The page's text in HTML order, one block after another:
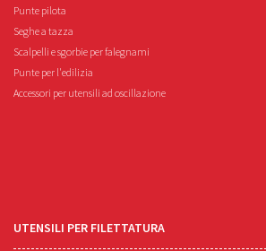
Punte pilota
Seghe a tazza
Scalpelli e sgorbie per falegnami
Punte per l'edilizia
Accessori per utensili ad oscillazione
UTENSILI PER FILETTATURA